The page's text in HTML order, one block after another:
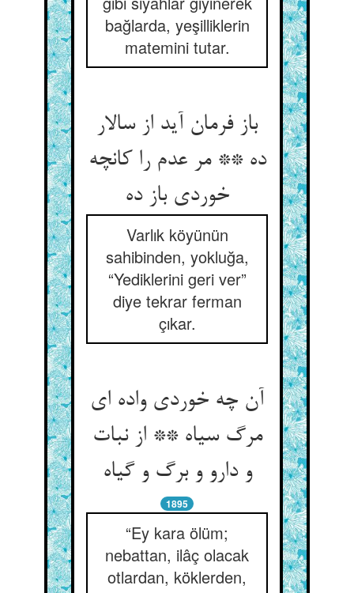
bağlarda, yeşilliklerin
matemini tutar.
باز فرمان آید از سالار
ده ** مر عدم را کانچه
Varlık köyünün
sahibinden, yokluğa,
“Yediklerini geri ver”
diye tekrar ferman
çıkar.
آن چه خوردی واده ای
مرگ سیاه ** از نبات
و دارو و برگ و گیاه‌‌
1895
“Ey kara ölüm;
nebattan, ilâç olacak
otlardan, köklerden,